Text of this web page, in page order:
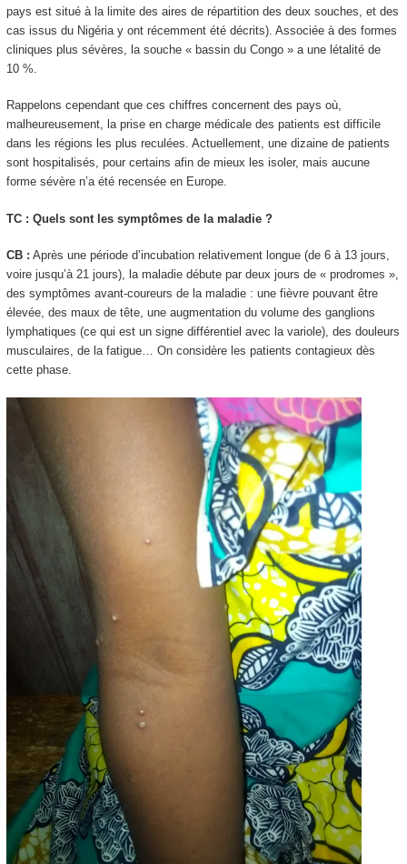
pays est situé à la limite des aires de répartition des deux souches, et des
cas issus du Nigéria y ont récemment été décrits). Associée à des formes
cliniques plus sévères, la souche « bassin du Congo » a une létalité de
10 %.
Rappelons cependant que ces chiffres concernent des pays où,
malheureusement, la prise en charge médicale des patients est difficile
dans les régions les plus reculées. Actuellement, une dizaine de patients
sont hospitalisés, pour certains afin de mieux les isoler, mais aucune
forme sévère n’a été recensée en Europe.
TC : Quels sont les symptômes de la maladie ?
CB : Après une période d’incubation relativement longue (de 6 à 13 jours,
voire jusqu’à 21 jours), la maladie débute par deux jours de « prodromes »,
des symptômes avant-coureurs de la maladie : une fièvre pouvant être
élevée, des maux de tête, une augmentation du volume des ganglions
lymphatiques (ce qui est un signe différentiel avec la variole), des douleurs
musculaires, de la fatigue… On considère les patients contagieux dès
cette phase.